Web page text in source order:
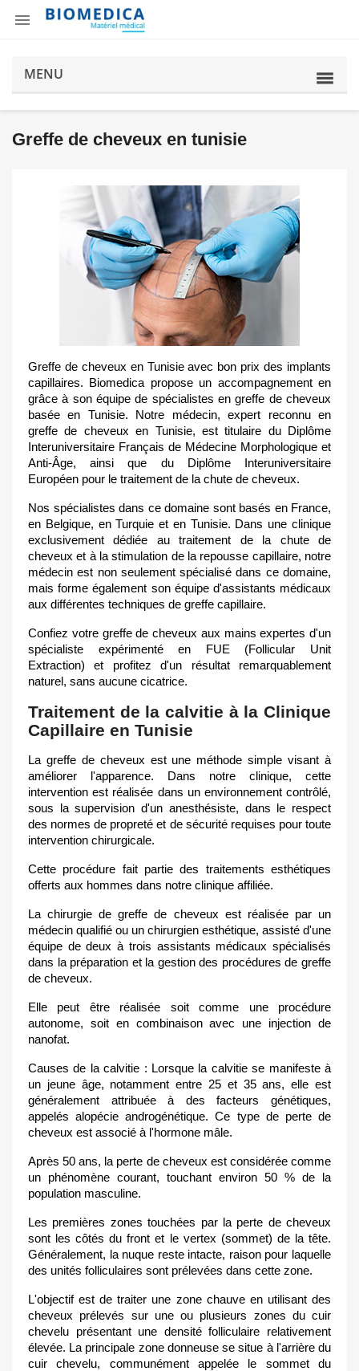

MENU
Greffe de cheveux en tunisie
Greffe de cheveux en ͏T͏unisie avec bon prix des implants
capillaires. Biomedica propose un accompagnement en
grâce à son équipe de spécialistes en greffe de cheveux
basée en Tunisie. Notre médecin, expert reconnu en
greffe de cheveux en Tunisie, est titulaire du Diplôme
Interuniversitaire Français de Médecine Morphologique et
Anti-Âge, ainsi que du Diplôme Interuniversitaire
Européen pour le traitement de la chute de cheveux.
Nos spécialistes dans ce domaine sont basés en France,
en Belgique, en Turquie et en Tunisie. Dans une clinique
exclusivement dédiée au traitement de la chute de
cheveux et à la stimulation de la repousse capillaire, notre
médecin est non seulement spécialisé dans ce domaine,
mais forme également son équipe d'assistants médicaux
aux différentes techniques de greffe capillaire.
Confiez votre greffe de cheveux aux mains expertes d'un
spécialiste expérimenté en FUE (Follicular Unit
Extraction) et profitez d'un résultat remarquablement
naturel, sans aucune cicatrice.
Traitement de la calvitie à la Clinique
Capillaire en Tunisie
La greffe de cheveux est une méthode simple visant à
améliorer l'apparence. Dans notre clinique, cette
intervention est réalisée dans un environnement contrôlé,
sous la supervision d'un anesthésiste, dans le respect
des normes de propreté et de sécurité requises pour toute
intervention chirurgicale.
Cette procédure fait partie des traitements esthétiques
offerts aux hommes dans notre clinique affiliée.
La chirurgie de greffe de cheveux est réalisée par un
médecin qualifié ou un chirurgien esthétique, assisté d'une
équipe de deux à trois assistants médicaux spécialisés
dans la préparation et la gestion des procédures de greffe
de cheveux.
Elle peut être réalisée soit comme une procédure
autonome, soit en combinaison avec une injection de
nanofat.
Causes de la calvitie : Lorsque la calvitie se manifeste à
un jeune âge, notamment entre 25 et 35 ans, elle est
généralement attribuée à des facteurs génétiques,
appelés alopécie androgénétique. Ce type de perte de
cheveux est associé à l'hormone mâle.
Après 50 ans, la perte de cheveux est considérée comme
un phénomène courant, touchant environ 50 % de la
population masculine.
Les premières zones touchées par la perte de cheveux
sont les côtés du front et le vertex (sommet) de la tête.
Généralement, la nuque reste intacte, raison pour laquelle
des unités folliculaires sont prélevées dans cette zone.
L'objectif est de traiter une zone chauve en utilisant des
cheveux prélevés sur une ou plusieurs zones du cuir
chevelu présentant une densité folliculaire relativement
élevée. La principale zone donneuse se situe à l'arrière du
cuir chevelu, communément appelée le sommet du